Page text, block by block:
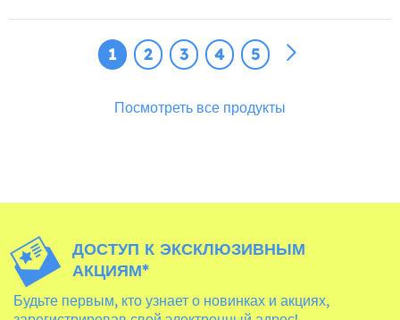
1 2 3 4 5
Посмотреть все продукты
ДОСТУП К ЭКСКЛЮЗИВНЫМ
АКЦИЯМ*
Будьте первым, кто узнает о новинках и акциях,